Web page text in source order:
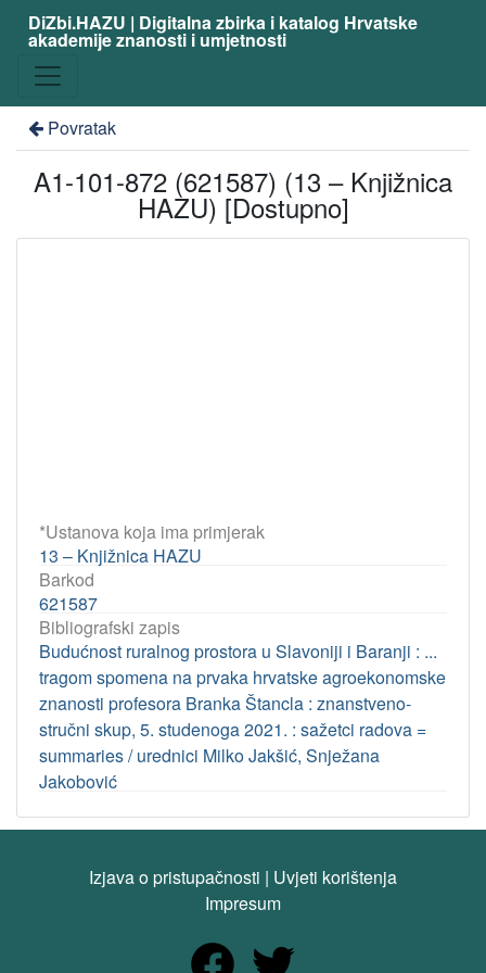
DiZbi.HAZU | Digitalna zbirka i katalog Hrvatske
akademije znanosti i umjetnosti
Povratak
A1-101-872 (621587) (13 – Knjižnica
HAZU) [Dostupno]
*Ustanova koja ima primjerak
13 – Knjižnica HAZU
Barkod
621587
Bibliografski zapis
Budućnost ruralnog prostora u Slavoniji i Baranji : ...
tragom spomena na prvaka hrvatske agroekonomske
znanosti profesora Branka Štancla : znanstveno-
stručni skup, 5. studenoga 2021. : sažetci radova =
summaries / urednici Milko Jakšić, Snježana
Jakobović
Izjava o pristupačnosti | Uvjeti korištenja
Impresum